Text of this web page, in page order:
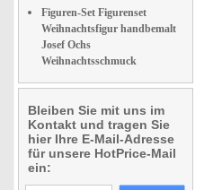
Figuren-Set Figurenset
Weihnachtsfigur handbemalt
Josef Ochs
Weihnachtsschmuck
Bleiben Sie mit uns im
Kontakt und tragen Sie
hier Ihre E-Mail-Adresse
für unsere HotPrice-Mail
ein: